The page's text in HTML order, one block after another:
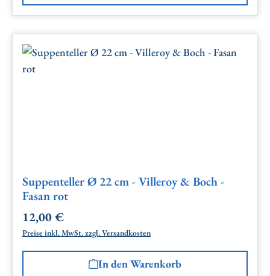
Suppenteller Ø 22 cm - Villeroy & Boch -
Fasan rot
Regulärer Preis:
12,00 €
Preise inkl. MwSt. zzgl. Versandkosten
In den Warenkorb